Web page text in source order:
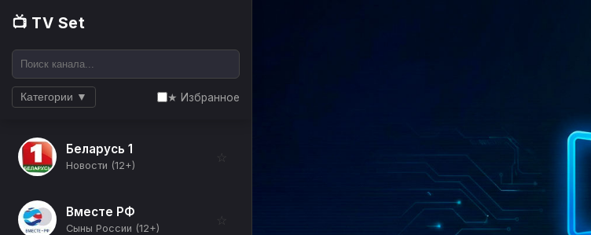
📺 TV Set
Категории ▼ ★ Избранное
Беларусь 1
Новости (12+)
☆
Вместе РФ
Сыны России (12+)
☆